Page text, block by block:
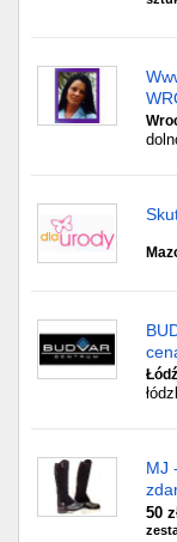
Łódź
MJ
50